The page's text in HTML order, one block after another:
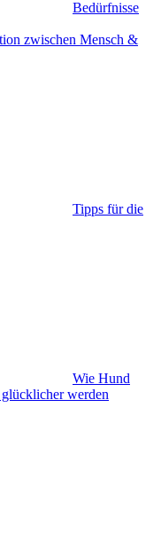
Bedürfnisse
zwischen Mensch &
Tipps für die
Wie Hund
werden